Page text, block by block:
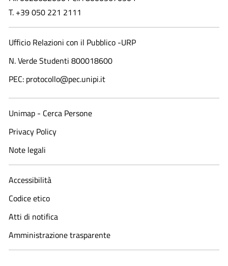
T. +39 050 221 2111
Ufficio Relazioni con il Pubblico -URP
N. Verde Studenti 800018600​
PEC: protocollo@pec.unipi.it
Unimap - Cerca Persone
Privacy Policy
Note legali
Accessibilità
Codice etico
Atti di notifica
Amministrazione trasparente